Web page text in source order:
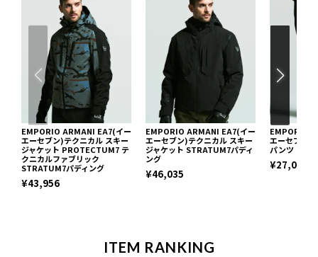
EMPORIO ARMANI EA7(イー
エーセブン)テクニカル スキー
ジャケット PROTECTUM7 テ
クニカルファブリック
STRATUM7パディング
¥43,956
EMPORIO ARMANI EA7(イー
エーセブン)テクニカル スキー
ジャケット STRATUM7パディ
ング
¥46,035
EMPORIO
エーセブン)
パンツ
¥27,027
ITEM RANKING